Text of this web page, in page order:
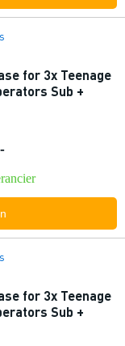
for 3x Teenage
Sub +
for 3x Teenage
Sub +